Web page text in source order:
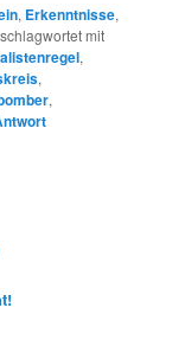
, Erkenntnisse,
mit
,
,
,